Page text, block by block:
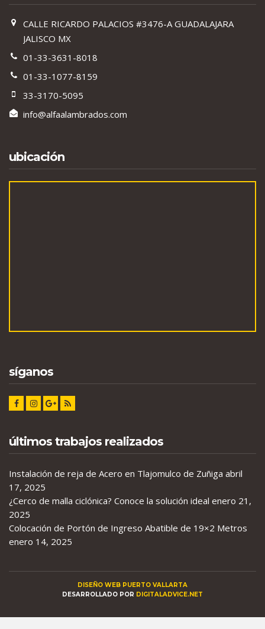
CALLE RICARDO PALACIOS #3476-A GUADALAJARA
JALISCO MX
01-33-3631-8018
01-33-1077-8159
33-3170-5095
info@alfaalambrados.com
ubicación
síganos
últimos trabajos realizados
Instalación de reja de Acero en Tlajomulco de Zuñiga abril
17, 2025
¿Cerco de malla ciclónica? Conoce la solución ideal enero 21,
2025
Colocación de Portón de Ingreso Abatible de 19×2 Metros
enero 14, 2025
DISEÑO WEB PUERTO VALLARTA
DESARROLLADO POR DIGITALADVICE.NET